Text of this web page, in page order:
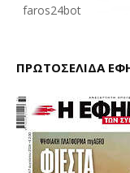
faros24bot
ΠΡΩΤΟΣΕΛΙΔΑ